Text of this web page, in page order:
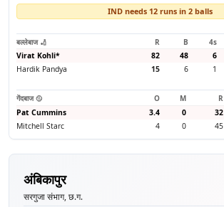
IND needs 12 runs in 2 balls
बल्लेबाज 🏏 R B 4s
Virat Kohli* 82 48 6
Hardik Pandya 15 6 1
गेंदबाज 🥎 O M R
Pat Cummins
3.4 0 32
Mitchell Starc 4 0 45
अंबिकापुर
सरगुजा संभाग, छ.ग.